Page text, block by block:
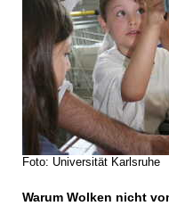
Foto: Universität Karlsruhe
Warum Wolken nicht